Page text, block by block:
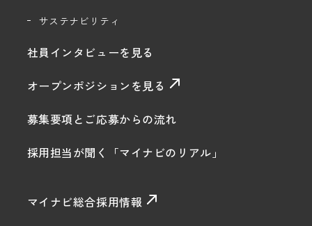
サステナビリティ
社員インタビューを見る
オープンポジションを見る
募集要項とご応募からの流れ
採用担当が聞く「マイナビのリアル」
マイナビ総合採用情報